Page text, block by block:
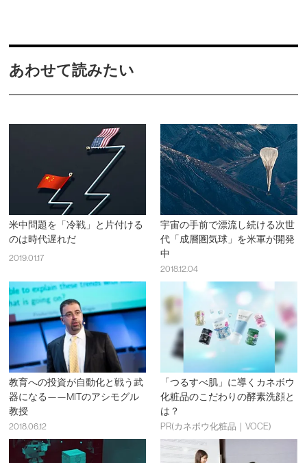
あわせて読みたい
米中問題を「冷戦」と片付ける
のは時代遅れだ
2019.01.17
宇宙の手前で漂流し続ける次世
代「成層圏気球」を米軍が開発
中
2018.12.04
教育への投資が自動化と戦う武
器になる——MITのアシモグル
教授
2018.06.12
「つるすべ肌」に導くカネボウ
化粧品のこだわりの酵素洗顔と
は？
PR(カネボウ化粧品｜VOCE)